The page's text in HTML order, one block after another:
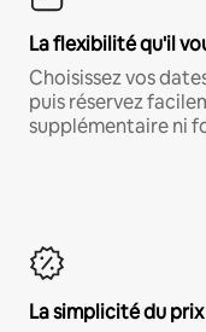
La flexibilité qu'il
Choisissez vos
puis réservez
supplémentaire ni
La simplicité du